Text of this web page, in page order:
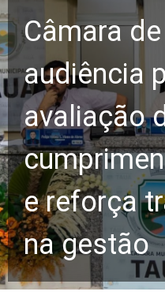
Câmara
audiência
avaliação
e reforça
na gestão